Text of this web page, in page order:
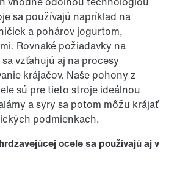
sa používajú napríklad na
a pohárov jogurtom,
Rovnaké požiadavky na
vzťahujú aj na procesy
krájačov. Naše pohony z
sú pre tieto stroje ideálnou
a syry sa potom môžu krájať
podmienkach.
ocele sa používajú aj v